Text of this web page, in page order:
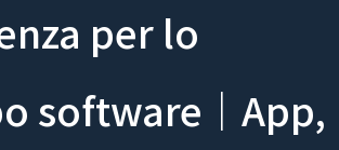
per lo
software｜App,